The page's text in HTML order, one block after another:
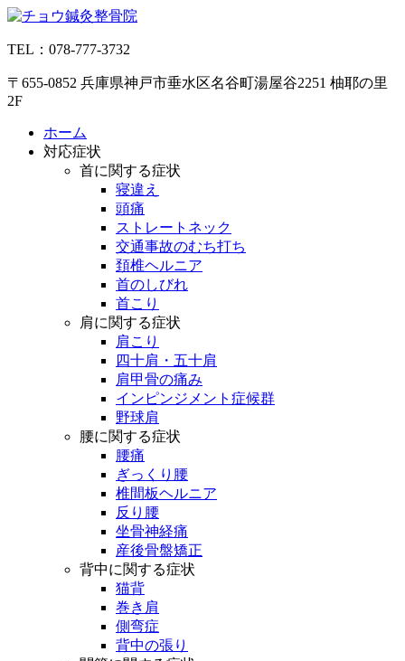
コ
テ
ツ
へ
TEL：078-777-3732
〒655-0852 兵庫県神戸市垂水区名谷町湯屋谷2251 柚耶の里
2F
ホーム
対応症状
首に関する症状
寝違え
頭痛
ストレートネック
交通事故のむち打ち
頚椎ヘルニア
首のしびれ
首こり
肩に関する症状
肩こり
四十肩・五十肩
肩甲骨の痛み
インピンジメント症候群
野球肩
腰に関する症状
腰痛
ぎっくり腰
椎間板ヘルニア
反り腰
坐骨神経痛
産後骨盤矯正
背中に関する症状
猫背
巻き肩
側弯症
背中の張り